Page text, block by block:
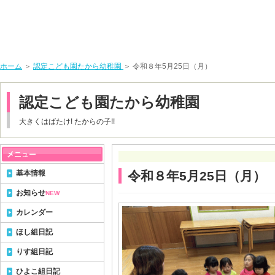
ホーム ＞ 認定こども園たから幼稚園 ＞ 令和８年5月25日（月）
認定こども園たから幼稚園
大きくはばたけ! たからの子!!
令和８年5月25日（月）
基本情報
お知らせNEW
カレンダー
ほし組日記
りす組日記
ひよこ組日記